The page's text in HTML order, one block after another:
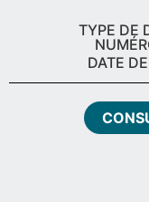
TYPE DE
DATE